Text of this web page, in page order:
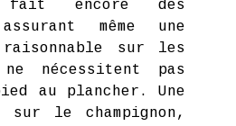
fait encore des
même une
raisonnable sur les
nécessitent pas
au plancher. Une
le champignon,